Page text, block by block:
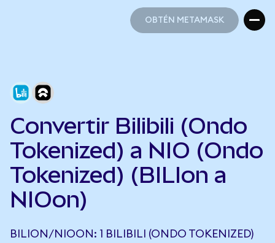
OBTÉN METAMASK
Convertir Bilibili (Ondo
Tokenized) a NIO (Ondo
Tokenized) (BILIon a
NIOon)
BILION/NIOON: 1 BILIBILI (ONDO TOKENIZED)